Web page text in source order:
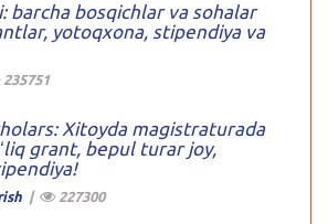
barcha bosqichlar va sohalar
yotoqxona, stipendiya va
235751
Xitoyda magistraturada
grant, bepul turar joy,
| 227300